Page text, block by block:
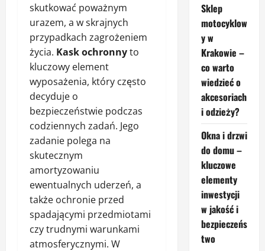
skutkować poważnym
urazem, a w skrajnych
przypadkach zagrożeniem
życia. Kask ochronnyto
kluczowy element
wyposażenia, który często
decyduje o
bezpieczeństwie podczas
codziennych zadań. Jego
zadanie polega na
skutecznym
amortyzowaniu
ewentualnych uderzeń, a
także ochronie przed
spadającymi przedmiotami
czy trudnymi warunkami
atmosferycznymi. W
Sklep
motocyklow
y w
Krakowie –
co warto
wiedzieć o
akcesoriach
i odzieży?
Okna i drzwi
do domu –
kluczowe
elementy
inwestycji
w jakość i
bezpieczeńs
two